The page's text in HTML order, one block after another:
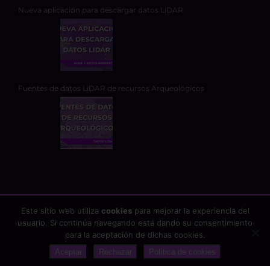
Nueva aplicación para descargar datos LiDAR
Fuentes de datos LiDAR de recursos Arqueológicos
Copyright 2026 - TYC GIS Soluciones Integrales SL | Todos los
Este sitio web utiliza cookiespara mejorar la experiencia del
usuario. Si continúa navegando está dando su consentimiento
para la aceptación de dichas cookies.
Aceptar Rechazar Política de cookies